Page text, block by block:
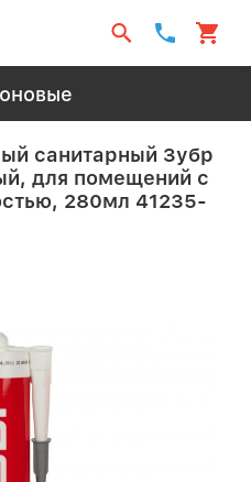
санитарный Зубр
для помещений с
280мл 41235-